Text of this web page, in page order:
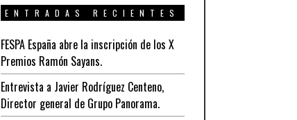
ENTRADAS RECIENTES
FESPA España abre la inscripción de los X
Premios Ramón Sayans.
Entrevista a Javier Rodríguez Centeno,
Director general de Grupo Panorama.